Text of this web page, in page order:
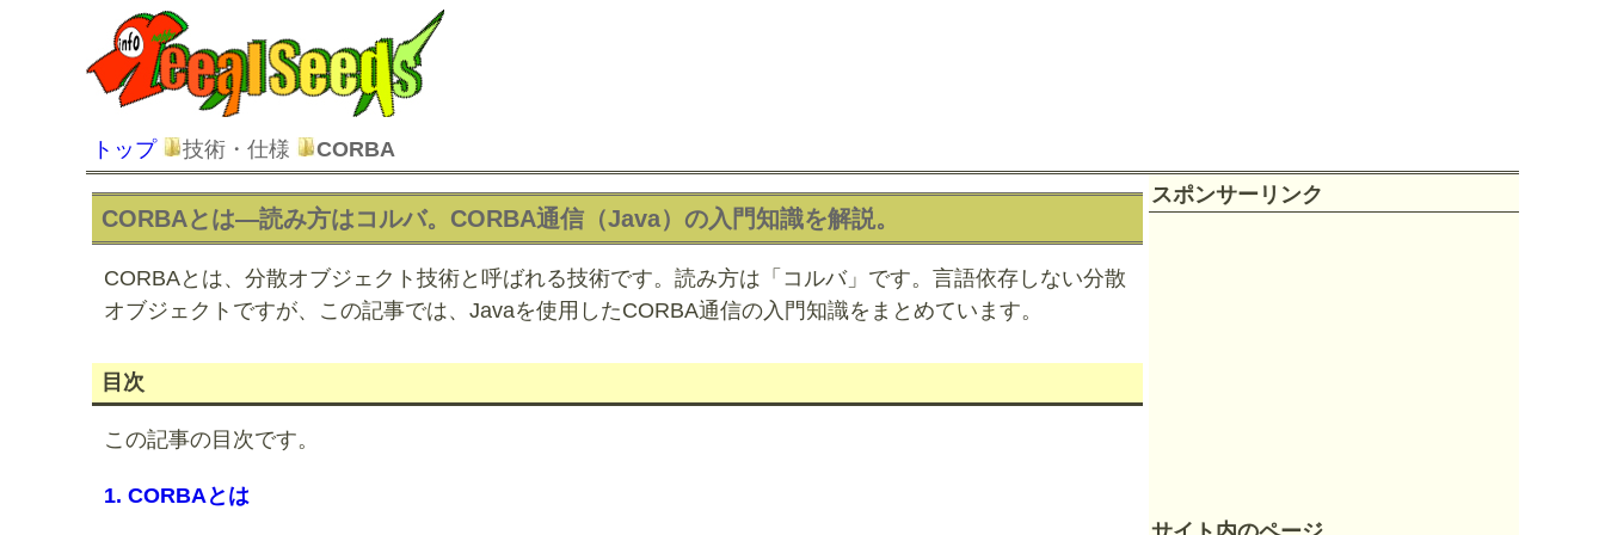
トップ 技術・仕様 CORBA
CORBAとは―読み方はコルバ。CORBA通信（Java）の入門知識を解説。
CORBAとは、分散オブジェクト技術と呼ばれる技術です。読み方は「コルバ」です。言語依存しない分散
オブジェクトですが、この記事では、Javaを使用したCORBA通信の入門知識をまとめています。
目次
この記事の目次です。
1. CORBAとは
スポンサーリンク